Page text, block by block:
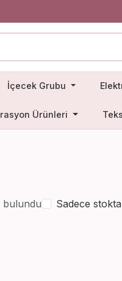
İçecek Grubu
Ürünleri
Sadece